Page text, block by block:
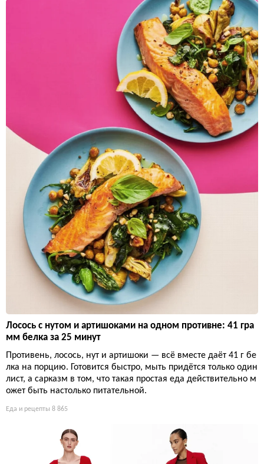
Лосось с нутом и артишоками на одном противне: 41 гра
мм белка за 25 минут
Противень, лосось, нут и артишоки — всё вместе даёт 41 г бе
лка на порцию. Готовится быстро, мыть придётся только один
лист, а сарказм в том, что такая простая еда действительно м
ожет быть настолько питательной.
Еда и рецепты 8 865